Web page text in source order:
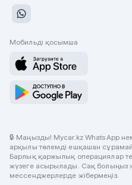
Мобильді қосымша
🔒 Маңызды! Mycar.kz WhatsApp
арқылы төлемді ешқашан
Барлық қаржылық операциялар
жүзеге асырылады. Сақ болыңыз
мессенджерлерде жібермеңіз.